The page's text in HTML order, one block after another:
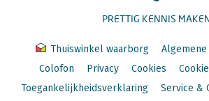
PRETTIG KENNIS
Thuiswinkel waarborg
Colofon
Privacy Cookies
Toegankelijkheidsverklaring
Service &